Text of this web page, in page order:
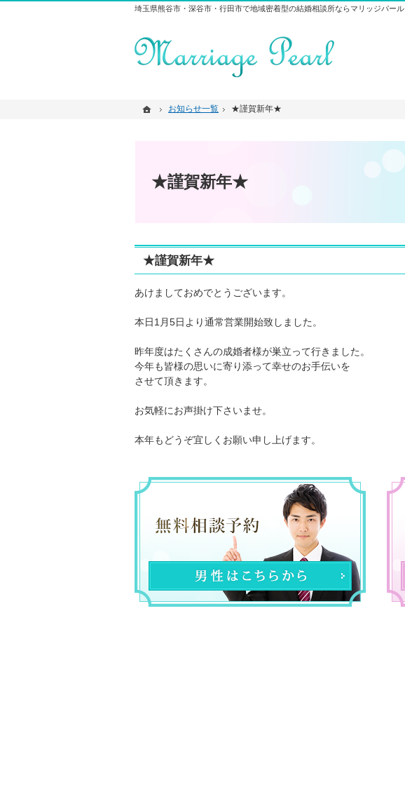
ホーム
お知らせ一覧 ★謹賀新年★
★謹賀新年★
埼玉県熊谷市・深谷市・行田市で地域密着型の結婚相談所ならマリッジパール
★謹賀新年★
あけましておめでとうございます。
本日1月5日より通常営業開始致しました。
昨年度はたくさんの成婚者様が巣立って行きました。
今年も皆様の思いに寄り添って幸せのお手伝いを
させて頂きます。
お気軽にお声掛け下さいませ。
本年もどうぞ宜しくお願い申し上げます。
ホーム
お知らせ一覧 ★謹賀新年★